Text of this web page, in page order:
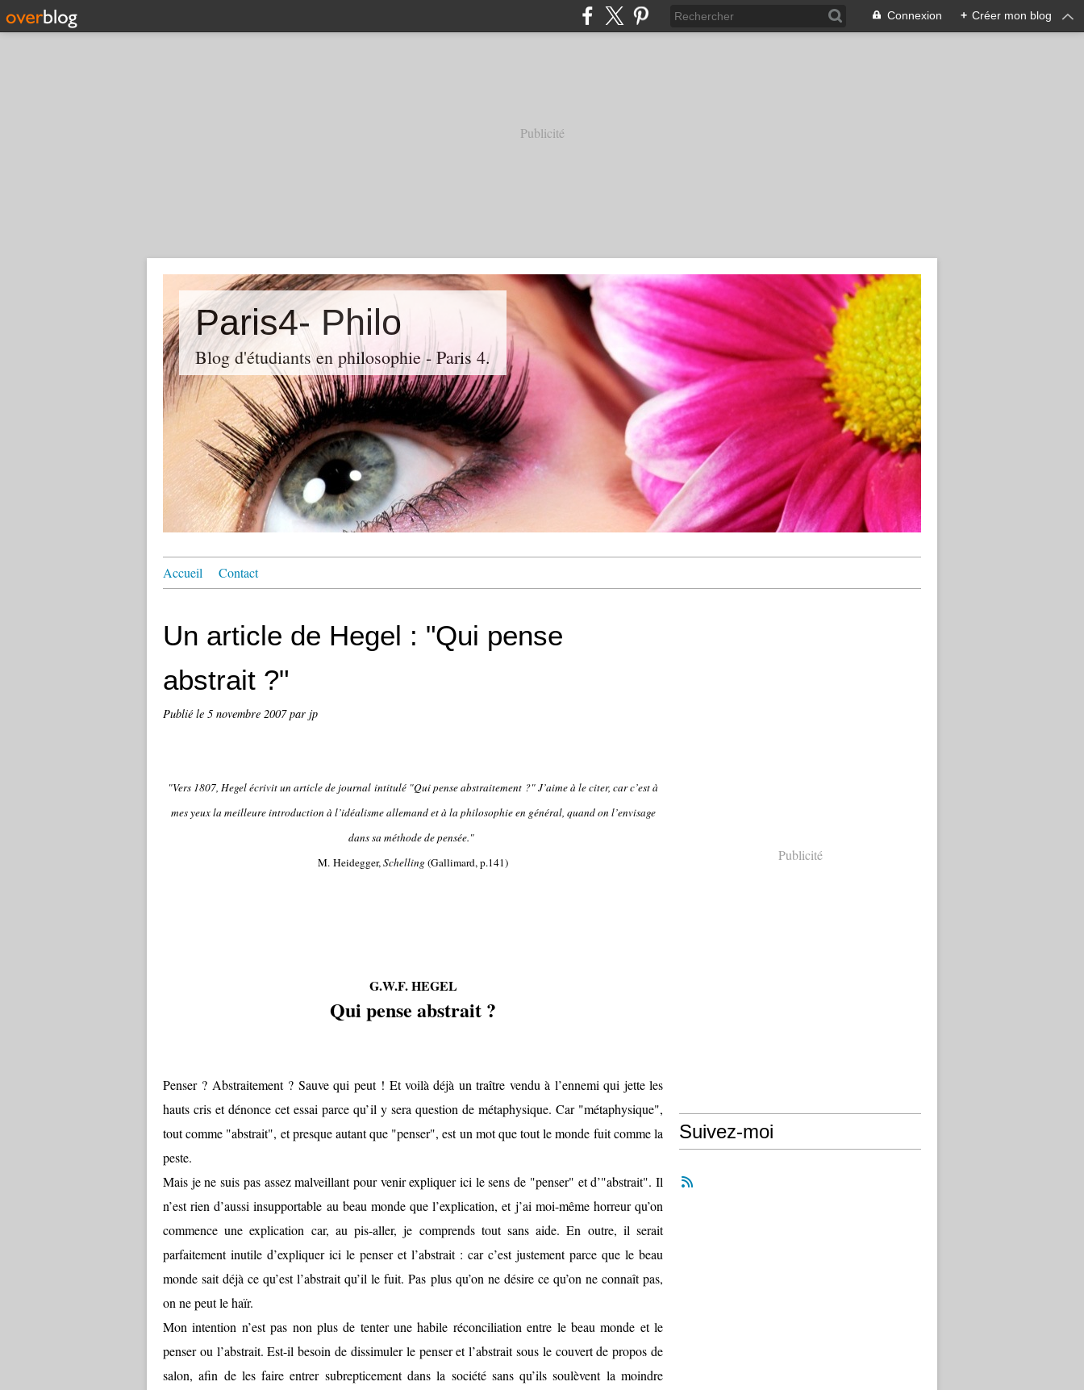
Connexion + Créer mon blog
Publicité
Paris4- Philo
Blog d'étudiants en philosophie - Paris 4.
Accueil Contact
Un article de Hegel : "Qui pense
abstrait ?"
Publié le 5 novembre 2007par jp
"Vers 1807, Hegel écrivit un article de journal intitulé "Qui pense abstraitement ?" J’aime à le citer, car c’est à
mes yeux la meilleure introduction à l’idéalisme allemand et à la philosophie en général, quand on l’envisage
dans sa méthode de pensée."
M. Heidegger,Schelling(Gallimard, p.141)
G.W.F. HEGEL
Qui pense abstrait ?
Penser ? Abstraitement ? Sauve qui peut ! Et voilà déjà un traître vendu à l’ennemi qui jette les
hauts cris et dénonce cet essai parce qu’il y sera question de métaphysique. Car "métaphysique",
tout comme "abstrait", et presque autant que "penser", est un mot que tout le monde fuit comme la
peste.
Mais je ne suis pas assez malveillant pour venir expliquer ici le sens de "penser" et d’"abstrait". Il
n’est rien d’aussi insupportable au beau monde que l’explication, et j’ai moi-même horreur qu’on
commence une explication car, au pis-aller, je comprends tout sans aide. En outre, il serait
parfaitement inutile d’expliquer ici le penser et l’abstrait : car c’est justement parce que le beau
monde sait déjà ce qu’est l’abstrait qu’il le fuit. Pas plus qu’on ne désire ce qu’on ne connaît pas,
on ne peut le haïr.
Mon intention n’est pas non plus de tenter une habile réconciliation entre le beau monde et le
penser ou l’abstrait. Est-il besoin de dissimuler le penser et l’abstrait sous le couvert de propos de
salon, afin de les faire entrer subrepticement dans la société sans qu’ils soulèvent la moindre
Publicité
Suivez-moi